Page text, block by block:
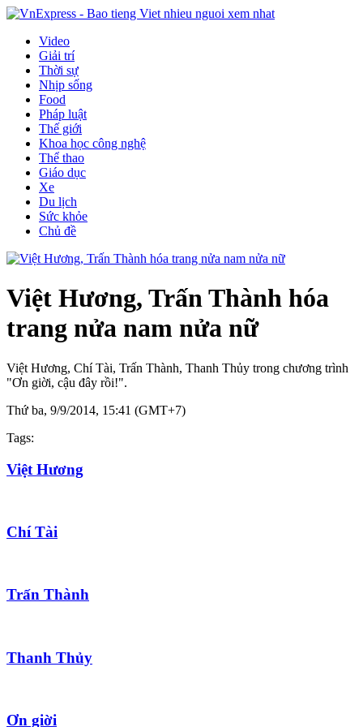
Video
Giải trí
Thời sự
Nhịp sống
Food
Pháp luật
Thế giới
Khoa học công nghệ
Thể thao
Giáo dục
Xe
Du lịch
Sức khỏe
Chủ đề
Việt Hương, Trấn Thành hóa
trang nửa nam nửa nữ
Việt Hương, Chí Tài, Trấn Thành, Thanh Thủy trong chương trình
"Ơn giời, cậu đây rồi!".
Thứ ba, 9/9/2014, 15:41 (GMT+7)
Tags:
Việt Hương
Chí Tài
Trấn Thành
Thanh Thủy
Ơn giời